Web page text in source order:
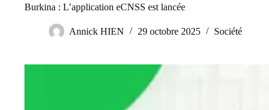
Burkina : L’application eCNSS est lancée
Annick HIEN 29 octobre 2025 Société